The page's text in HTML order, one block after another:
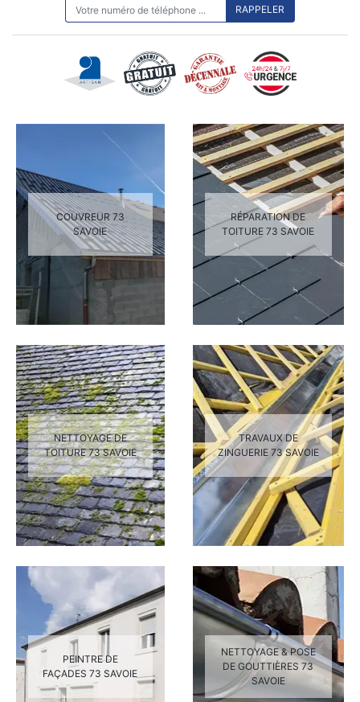
COUVREUR 73
SAVOIE
RÉPARATION DE
TOITURE 73 SAVOIE
NETTOYAGE DE
TOITURE 73 SAVOIE
TRAVAUX DE
ZINGUERIE 73 SAVOIE
PEINTRE DE
FAÇADES 73 SAVOIE
NETTOYAGE & POSE
DE GOUTTIÈRES 73
SAVOIE